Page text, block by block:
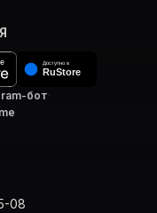
бот·
08